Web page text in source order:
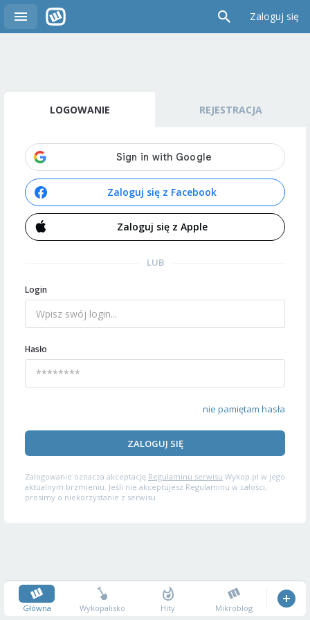
Zaloguj się
LOGOWANIE REJESTRACJA
Zaloguj się z Facebook
Zaloguj się z Apple
LUB
Login
Hasło
nie pamiętam hasła
ZALOGUJ SIĘ
Zalogowanie oznacza akceptację Regulaminu serwisu Wykop.pl w jego
aktualnym brzmieniu. Jeśli nie akceptujesz Regulaminu w całości,
prosimy o niekorzystanie z serwisu.
Główna Wykopalisko Hity Mikroblog